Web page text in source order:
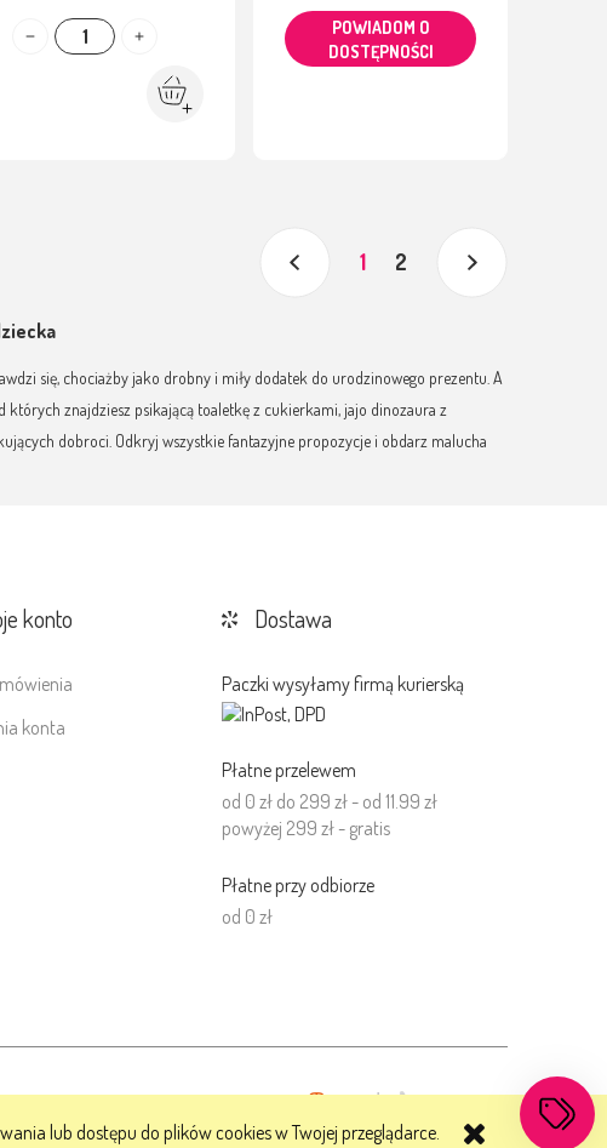
lub dostępu do plików cookies w Twojej przeglądarce.
POWIADOM O
DOSTĘPNOŚCI
1 2
się, chociażby jako drobny i miły dodatek do urodzinowego prezentu. A
znajdziesz psikającą toaletkę z cukierkami, jajo dinozaura z
dobroci. Odkryj wszystkie fantazyjne propozycje i obdarz malucha
konto
konta
Dostawa
Paczki wysyłamy firmą kurierską
Płatne przelewem
od 0 zł do 299 zł - od 11.99 zł
powyżej 299 zł - gratis
Płatne przy odbiorze
od 0 zł